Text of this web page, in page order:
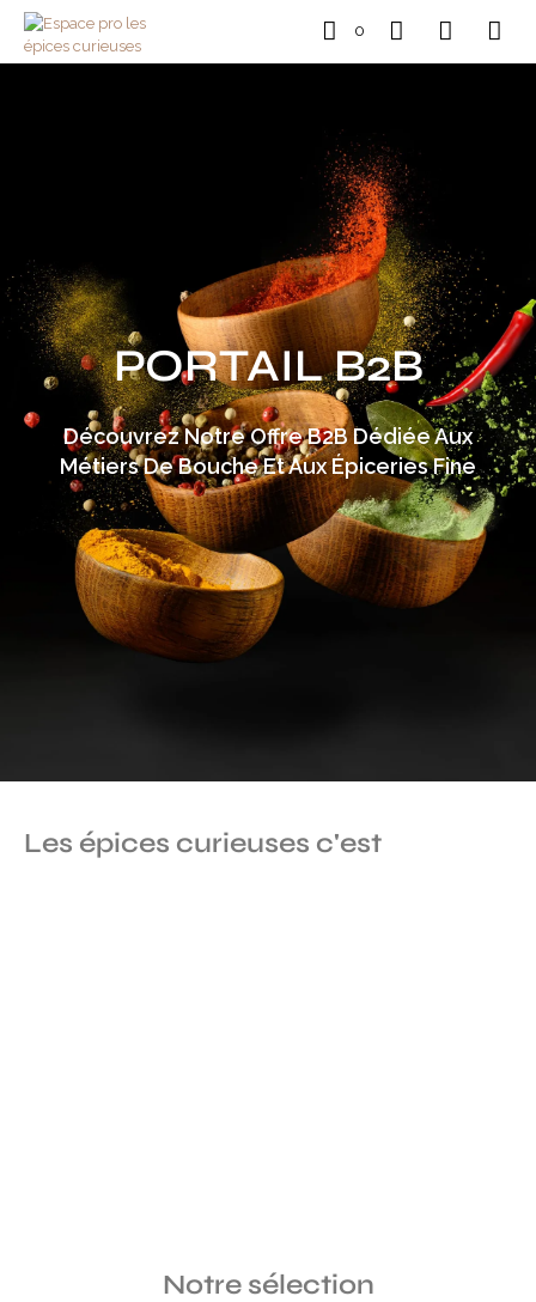
0
PORTAIL B2B
Découvrez Notre Offre B2B Dédiée Aux
Métiers De Bouche Et Aux Épiceries Fine
Les épices curieuses c'est
Notre sélection